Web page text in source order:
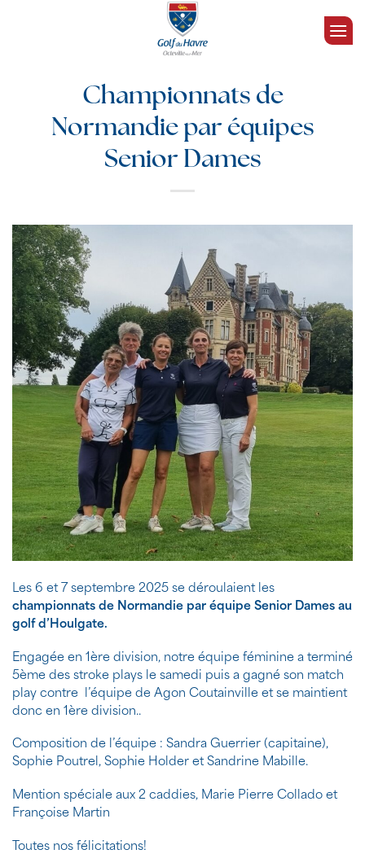
Championnats de
Normandie par équipes
Senior Dames
Les 6 et 7 septembre 2025 se déroulaient les
championnats de Normandie par équipe Senior Dames au
golf d’Houlgate.
Engagée en 1ère division, notre équipe féminine a terminé
5ème des stroke plays le samedi puis a gagné son match
play contre l’équipe de Agon Coutainville et se maintient
donc en 1ère division..
Composition de l’équipe : Sandra Guerrier (capitaine),
Sophie Poutrel, Sophie Holder et Sandrine Mabille.
Mention spéciale aux 2 caddies, Marie Pierre Collado et
Françoise Martin
Toutes nos félicitations!